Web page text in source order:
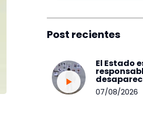
Post recientes
El Estado
07/08/2026